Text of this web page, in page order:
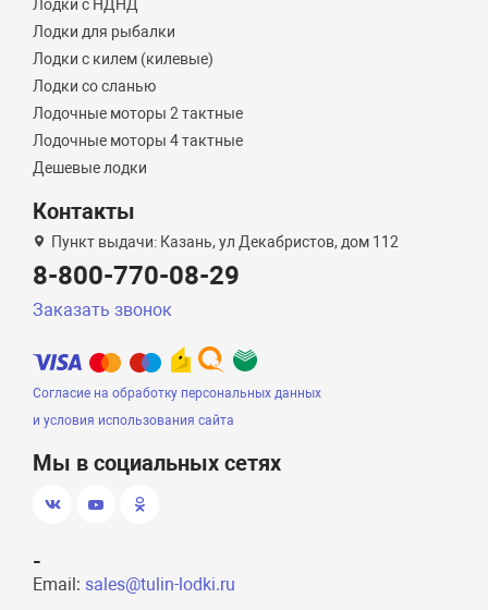
Лодки с НДНД
Лодки для рыбалки
Лодки с килем (килевые)
Лодки со сланью
Лодочные моторы 2 тактные
Лодочные моторы 4 тактные
Дешевые лодки
Контакты
Пункт выдачи: Казань, ул Декабристов, дом 112
8-800-770-08-29
Заказать звонок
Согласие на обработку персональных данных
и условия использования сайта
Мы в социальных сетях
-
Email: sales@tulin-lodki.ru